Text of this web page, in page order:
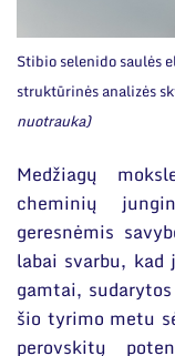
Stibio selenido saulės
struktūrinės analizės
nuotrauka)
Medžiagų
cheminių
geresnėmis
labai svarbu, kad
gamtai,
šio tyrimo metu
perovskitų